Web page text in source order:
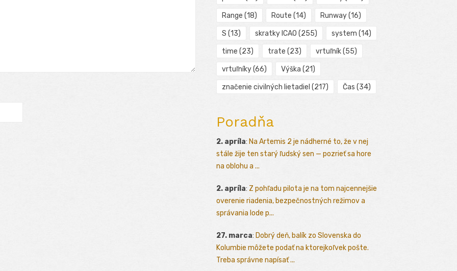
Range (18) Route (14) Runway(16)
S (13) skratky ICAO (255) system (14)
time (23) trate (23) vrtuľník(55)
vrtuľníky(66) Výška (21)
značenie civilných lietadiel (217) Čas (34)
Poradňa
2. apríla: Na Artemis 2 je nádherné to, že v nej
stále žije ten starý ľudský sen — pozrieť sa hore
na oblohu a ...
2. apríla: Z pohľadu pilota je na tom najcennejšie
overenie riadenia, bezpečnostných režimov a
správania lode p...
27. marca: Dobrý deň, balík zo Slovenska do
Kolumbie môžete podať na ktorejkoľvek pošte.
Treba správne napísať ...